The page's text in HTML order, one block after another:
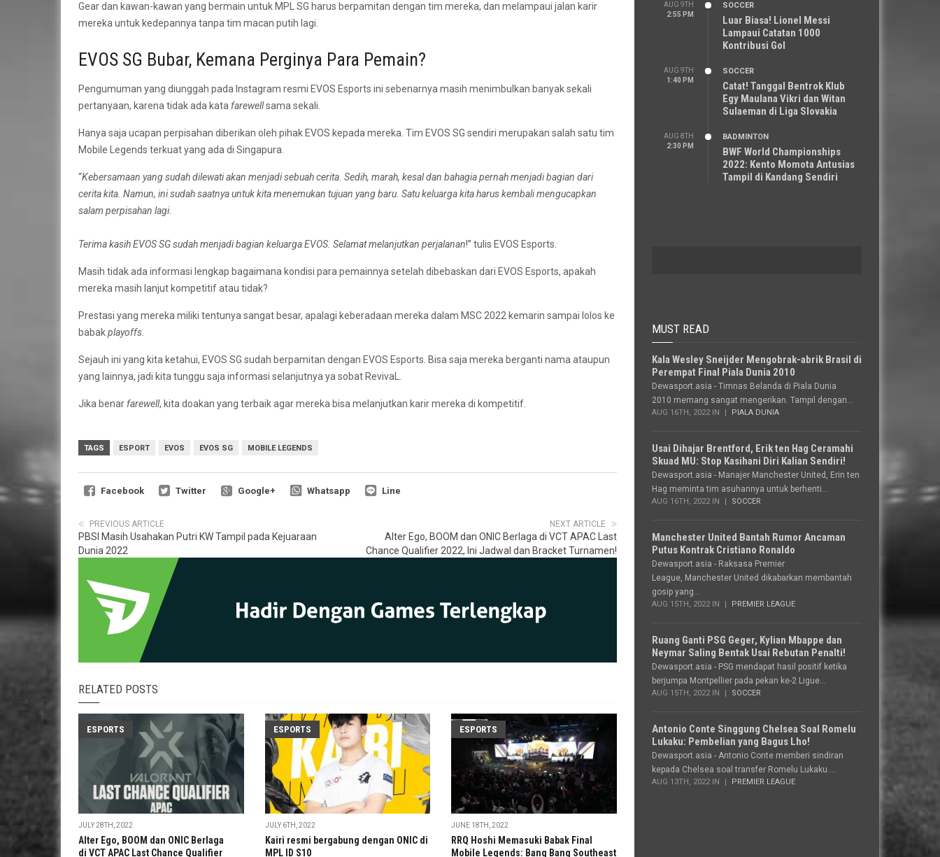
Gear dan kawan-kawan yang bermain untuk MPL SG harus berpamitan dengan tim mereka, dan melampaui jalan karir
mereka untuk kedepannya tanpa tim macan putih lagi.
EVOS SG Bubar, Kemana Perginya Para Pemain?
Pengumuman yang diunggah pada Instagram resmi EVOS Esports ini sebenarnya masih menimbulkan banyak sekali
pertanyaan, karena tidak ada kata farewellsama sekali.
Hanya saja ucapan perpisahan diberikan oleh pihak EVOS kepada mereka. Tim EVOS SG sendiri merupakan salah satu tim
Mobile Legends terkuat yang ada di Singapura.
“Kebersamaan yang sudah dilewati akan menjadi sebuah cerita. Sedih, marah, kesal dan bahagia pernah menjadi bagian dari
cerita kita. Namun, ini sudah saatnya untuk kita menemukan tujuan yang baru. Satu keluarga kita harus kembali mengucapkan
salam perpisahan lagi.
Terima kasih EVOS SG sudah menjadi bagian keluarga EVOS. Selamat melanjutkan perjalanan!” tulis EVOS Esports.
Masih tidak ada informasi lengkap bagaimana kondisi para pemainnya setelah dibebaskan dari EVOS Esports, apakah
mereka masih lanjut kompetitif atau tidak?
Prestasi yang mereka miliki tentunya sangat besar, apalagi keberadaan mereka dalam MSC 2022 kemarin sampai lolos ke
babakplayoffs
Sejauh ini yang kita ketahui, EVOS SG sudah berpamitan dengan EVOS Esports. Bisa saja mereka berganti nama ataupun
yang lainnya, jadi kita tunggu saja informasi selanjutnya ya sobat RevivaL.
Jika benar farewell, kita doakan yang terbaik agar mereka bisa melanjutkan karir mereka di kompetitif.
TAGS ESPORT EVOS EVOS SG MOBILE LEGENDS
Facebook Twitter Google+ Whatsapp Line
NEXT ARTICLE
Alter Ego, BOOM dan ONIC Berlaga di VCT APAC Last
Chance Qualifier 2022, Ini Jadwal dan Bracket Turnamen!
PREVIOUS ARTICLE
PBSI Masih Usahakan Putri KW Tampil pada Kejuaraan
Dunia 2022
RELATED POSTS
ESPORTS
JULY 28TH, 2022
Alter Ego, BOOM dan ONIC Berlaga
di VCT APAC Last Chance Qualifier
ESPORTS
JULY 6TH, 2022
Kairi resmi bergabung dengan ONIC di
MPL ID S10
ESPORTS
JUNE 18TH, 2022
RRQ Hoshi Memasuki Babak Final
Mobile Legends: Bang Bang Southeast
AUG 9TH
2:55 PM
SOCCER
Luar Biasa! Lionel Messi
Lampaui Catatan 1000
Kontribusi Gol
AUG 9TH
1:40 PM
SOCCER
Catat! Tanggal Bentrok Klub
Egy Maulana Vikri dan Witan
Sulaeman di Liga Slovakia
AUG 8TH
2:30 PM
BADMINTON
BWF World Championships
2022: Kento Momota Antusias
Tampil di Kandang Sendiri
MUST READ
Kala Wesley Sneijder Mengobrak-abrik Brasil di
Perempat Final Piala Dunia 2010
Dewasport.asia - Timnas Belanda di Piala Dunia
2010 memang sangat mengerikan. Tampil dengan...
AUG 16TH, 2022 IN PIALA DUNIA
Usai Dihajar Brentford, Erik ten Hag Ceramahi
Skuad MU: Stop Kasihani Diri Kalian Sendiri!
Dewasport.asia - Manajer Manchester United, Erin ten
Hag meminta tim asuhannya untuk berhenti...
AUG 16TH, 2022 IN SOCCER
Manchester United Bantah Rumor Ancaman
Putus Kontrak Cristiano Ronaldo
Dewasport.asia - Raksasa Premier
League, Manchester United dikabarkan membantah
gosip yang...
AUG 15TH, 2022 IN PREMIER LEAGUE
Ruang Ganti PSG Geger, Kylian Mbappe dan
Neymar Saling Bentak Usai Rebutan Penalti!
Dewasport.asia - PSG mendapat hasil positif ketika
berjumpa Montpellier pada pekan ke-2 Ligue...
AUG 15TH, 2022 IN SOCCER
Antonio Conte Singgung Chelsea Soal Romelu
Lukaku: Pembelian yang Bagus Lho!
Dewasport.asia - Antonio Conte memberi sindiran
kepada Chelsea soal transfer Romelu Lukaku....
AUG 13TH, 2022 IN PREMIER LEAGUE